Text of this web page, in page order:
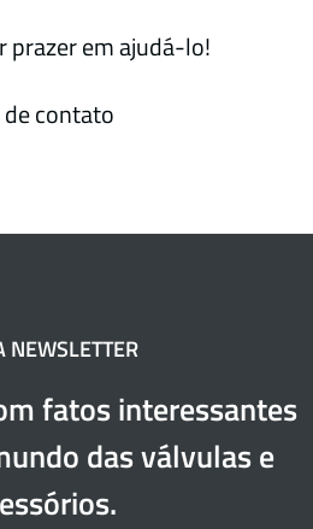
prazer em ajudá-lo!
contato
NEWSLETTER
fatos interessantes
das válvulas e